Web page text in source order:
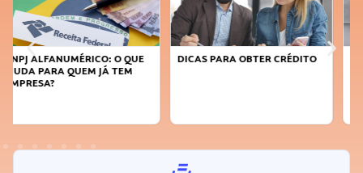
DICAS PARA OBTER CRÉDITO
FAÇA A DIFERENÇA: SEJA